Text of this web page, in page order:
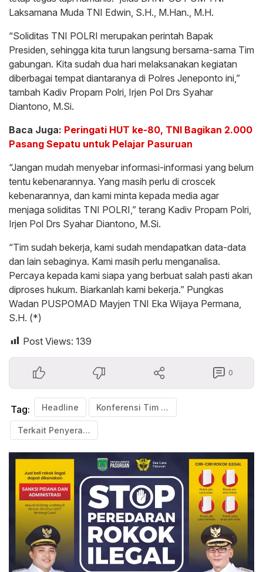
Laksamana Muda TNI Edwin, S.H., M.Han., M.H.
“Soliditas TNI POLRI merupakan perintah Bapak
Presiden, sehingga kita turun langsung bersama-sama Tim
gabungan. Kita sudah dua hari melaksanakan kegiatan
diberbagai tempat diantaranya di Polres Jeneponto ini,”
tambah Kadiv Propam Polri, Irjen Pol Drs Syahar
Diantono, M.Si.
Baca Juga: Peringati HUT ke-80, TNI Bagikan 2.000
Pasang Sepatu untuk Pelajar Pasuruan
“Jangan mudah menyebar informasi-informasi yang belum
tentu kebenarannya. Yang masih perlu di croscek
kebenarannya, dan kami minta kepada media agar
menjaga soliditas TNI POLRI,” terang Kadiv Propam Polri,
Irjen Pol Drs Syahar Diantono, M.Si.
“Tim sudah bekerja, kami sudah mendapatkan data-data
dan lain sebaginya. Kami masih perlu menganalisa.
Percaya kepada kami siapa yang berbuat salah pasti akan
diproses hukum. Biarkanlah kami bekerja.” Pungkas
Wadan PUSPOMAD Mayjen TNI Eka Wijaya Permana,
S.H. (*)
Post Views: 139
0
Tag: Headline Konferensi Tim Gabungan Div Propam Polri dan PUS POM TNI
Terkait Penyerangan Mako Polres Jeneponto